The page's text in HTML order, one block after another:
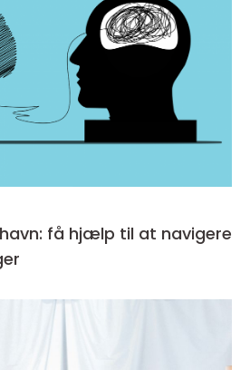
få hjælp til at navigere